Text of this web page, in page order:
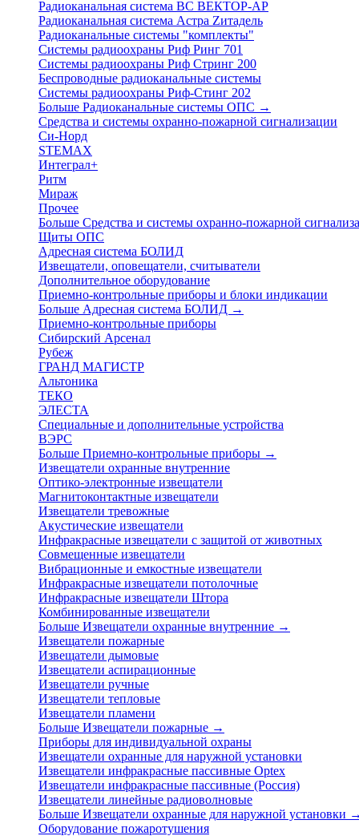
Радиоканальная система ВС ВЕКТОР-АР
Радиоканальная система Астра Zитадель
Радиоканальные системы "комплекты"
Системы радиоохраны Риф Ринг 701
Системы радиоохраны Риф Стринг 200
Беспроводные радиоканальные системы
Системы радиоохраны Риф-Стинг 202
Больше Радиоканальные системы ОПС →
Средства и системы охранно-пожарной сигнализации
Си-Норд
STEMAX
Интеграл+
Ритм
Мираж
Прочее
Больше Средства и системы охранно-пожарной
Щиты ОПС
Адресная система БОЛИД
Извещатели, оповещатели, считыватели
Дополнительное оборудование
Приемно-контрольные приборы и блоки индикации
Больше Адресная система БОЛИД →
Приемно-контрольные приборы
Сибирский Арсенал
Рубеж
ГРАНД МАГИСТР
Альтоника
ТЕКО
ЭЛЕСТА
Специальные и дополнительные устройства
ВЭРС
Больше Приемно-контрольные приборы →
Извещатели охранные внутренние
Оптико-электронные извещатели
Магнитоконтактные извещатели
Извещатели тревожные
Акустические извещатели
Инфракрасные извещатели с защитой от животных
Совмещенные извещатели
Вибрационные и емкостные извещатели
Инфракрасные извещатели потолочные
Инфракрасные извещатели Штора
Комбинированные извещатели
Больше Извещатели охранные внутренние →
Извещатели пожарные
Извещатели дымовые
Извещатели аспирационные
Извещатели ручные
Извещатели тепловые
Извещатели пламени
Больше Извещатели пожарные →
Приборы для индивидуальной охраны
Извещатели охранные для наружной установки
Извещатели инфракрасные пассивные Optex
Извещатели инфракрасные пассивные (Россия)
Извещатели линейные радиоволновые
Больше Извещатели охранные для наружной установки →
Оборудование пожаротушения